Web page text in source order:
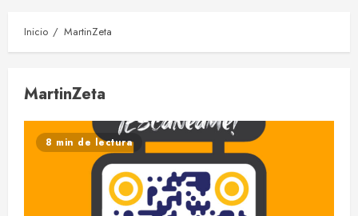
Inicio MartinZeta
MartinZeta
8 min de lectura